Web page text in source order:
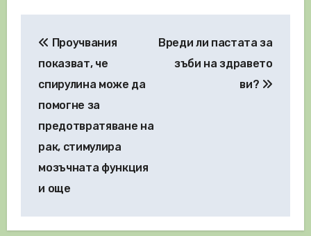
Проучвания
показват, че
спирулина може да
помогне за
предотвратяване на
рак, стимулира
мозъчната функция
и още
Вреди ли пастата за
зъби на здравето
ви?